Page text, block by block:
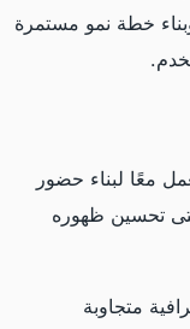
خطة نمو مستمرة
معًا لبناء حضور
تحسين ظهوره
متجاوبة